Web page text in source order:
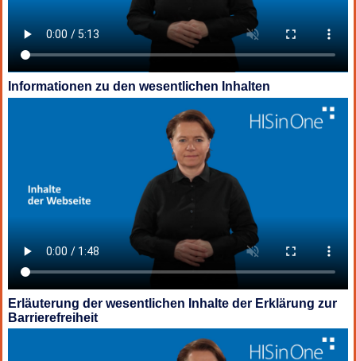
Informationen zu den wesentlichen Inhalten
Erläuterung der wesentlichen Inhalte der Erklärung zur
Barrierefreiheit